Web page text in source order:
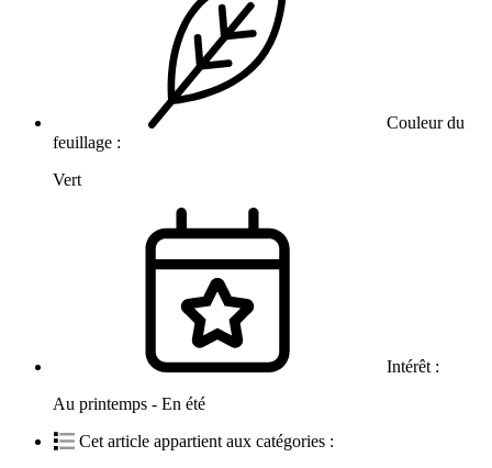
Couleur du
feuillage :
Vert
Intérêt :
Au printemps - En été
Cet article appartient aux catégories :